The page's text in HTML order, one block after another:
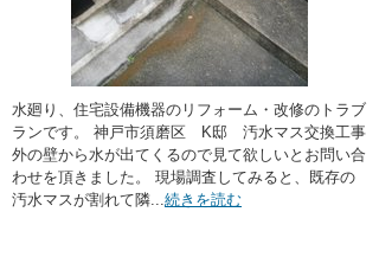
水廻り、住宅設備機器のリフォーム・改修のトラブ
ランです。 神戸市須磨区 K邸 汚水マス交換工事
外の壁から水が出てくるので見て欲しいとお問い合
わせを頂きました。 現場調査してみると、既存の
汚水マスが割れて隣... 続きを読む